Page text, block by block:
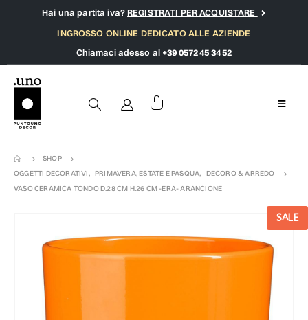
Hai una partita iva?REGISTRATI PER ACQUISTARE
INGROSSO ONLINE DEDICATO ALLE AZIENDE
Chiamaci adesso al +39 0572 45 34 52
SHOP
OGGETTI DECORATIVI, PRIMAVERA, ESTATE E PASQUA,
DECORO & ARREDO
VASO CERAMICA TONDO D.28 CM H.26 CM -ERA- ARANCIONE
SALE